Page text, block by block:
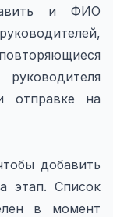
и ФИО
отправке на
добавить
этап. Список
в момент